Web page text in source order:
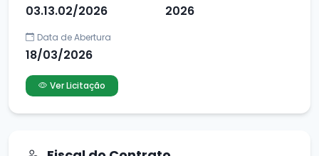
03.13.02/2026 2026
Data de Abertura
18/03/2026
Ver Licitação